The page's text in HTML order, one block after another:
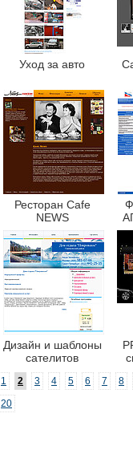
Уход за авто
Ресторан Cafe
NEWS
Дизайн и шаблоны
сателитов
1 2 3 4 5 6 7 8
20